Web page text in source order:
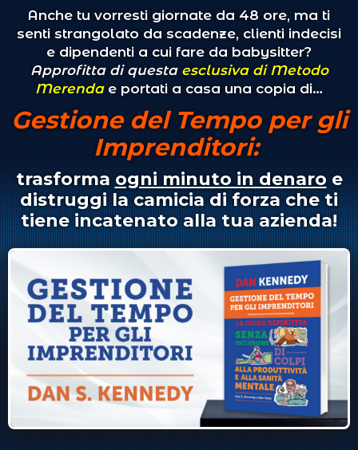
Anche tu vorresti giornate da 48 ore, ma ti
senti strangolato da scadenze, clienti indecisi
e dipendenti a cui fare da babysitter?
Approfitta di questa esclusiva di Metodo
Merendae portati a casa una copia di…
Gestione del Tempo per gli
Imprenditori:
trasforma ogni minuto in denaro e
distruggi la camicia di forza che ti
tiene incatenato alla tua azienda!